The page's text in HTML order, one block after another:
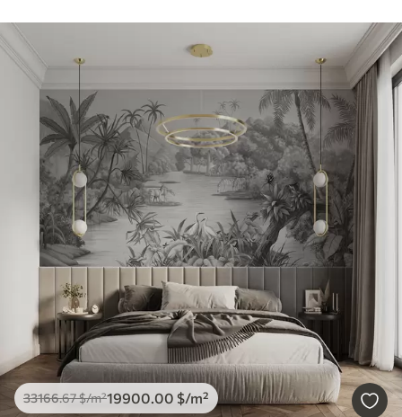
33166.67$/m²19900.00 $/m²